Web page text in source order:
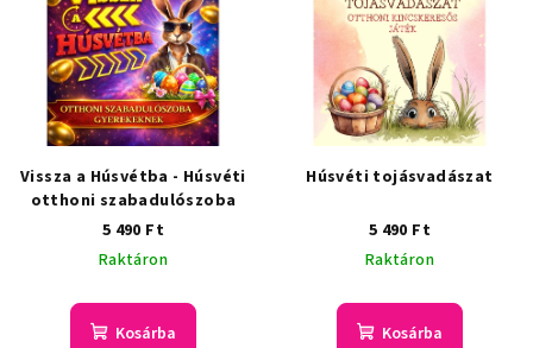
Vissza a Húsvétba - Húsvéti
otthoni szabadulószoba
5 490 Ft
Raktáron
Kosárba
Húsvéti tojásvadászat
5 490 Ft
Raktáron
Kosárba